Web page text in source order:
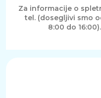
Za informacije o
tel. (dosegljivi smo
8:00 do